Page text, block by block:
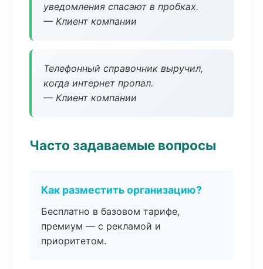
уведомления спасают в пробках.
— Клиент компании
Телефонный справочник выручил,
когда интернет пропал.
— Клиент компании
Часто задаваемые вопросы
Как разместить организацию?
Бесплатно в базовом тарифе,
премиум — с рекламой и
приоритетом.